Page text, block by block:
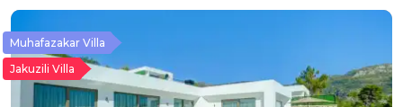
Muhafazakar Villa
Jakuzili Villa